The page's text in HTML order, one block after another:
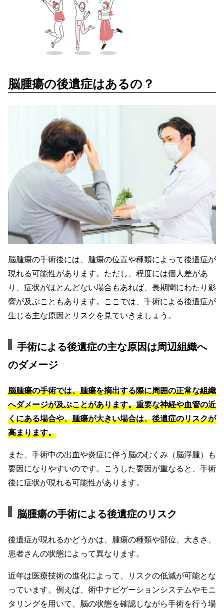
脳腫瘍の後遺症はあるの？
脳腫瘍の手術後には、腫瘍の位置や種類によって後遺症が
現れる可能性があります。ただし、程度には個人差があ
り、症状がほとんどない場合もあれば、長期間にわたり影
響が及ぶこともあります。ここでは、手術による後遺症が
生じる主な原因とリスクを見ていきましょう。
手術による後遺症の主な原因は周辺組織へ
のダメージ
脳腫瘍の手術では、腫瘍を摘出する際に周囲の正常な組織
へダメージが及ぶことがあります。重要な神経や血管の近
くにある場合や、腫瘍が大きい場合は、後遺症のリスクが
高まります。
また、手術中の出血や炎症に伴う脳のむくみ（脳浮腫）も
要因になりやすいのです。こうした要因が重なると、手術
後に症状が現れる可能性があります。
脳腫瘍の手術による後遺症のリスク
後遺症が現れるかどうかは、腫瘍の種類や部位、大きさ、
患者さんの状態によって異なります。
近年は医療技術の進化によって、リスクの低減が可能とな
っています。例えば、術中ナビゲーションシステムやモニ
タリングを用いて、脳の状態を確認しながら手術を行う場